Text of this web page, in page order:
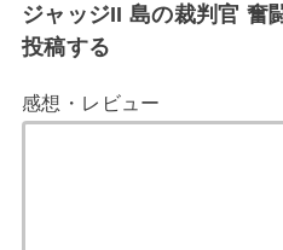
ジャッジII 島の裁判官 奮
投稿する
感想・レビュー